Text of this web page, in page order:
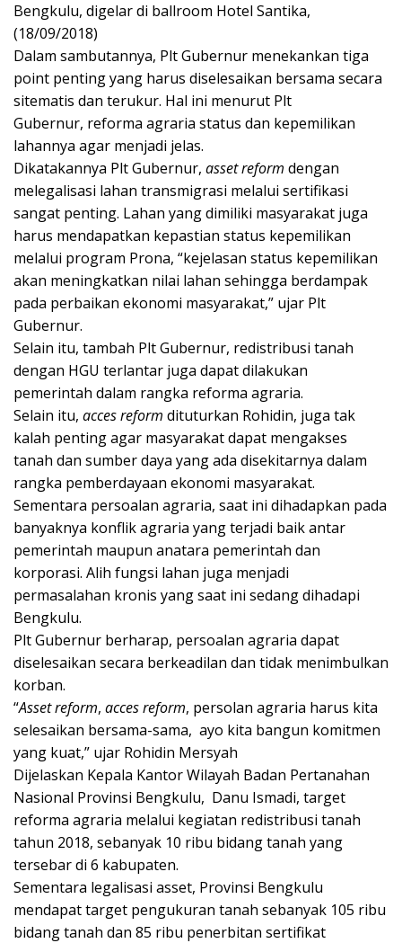
Bengkulu, digelar di ballroom Hotel Santika,
(18/09/2018)
Dalam sambutannya, Plt Gubernur menekankan tiga
point penting yang harus diselesaikan bersama secara
sitematis dan terukur. Hal ini menurut Plt
Gubernur, reforma agraria status dan kepemilikan
lahannya agar menjadi jelas.
Dikatakannya Plt Gubernur, asset reform dengan
melegalisasi lahan transmigrasi melalui sertifikasi
sangat penting. Lahan yang dimiliki masyarakat juga
harus mendapatkan kepastian status kepemilikan
melalui program Prona, “kejelasan status kepemilikan
akan meningkatkan nilai lahan sehingga berdampak
pada perbaikan ekonomi masyarakat,” ujar Plt
Gubernur.
Selain itu, tambah Plt Gubernur, redistribusi tanah
dengan HGU terlantar juga dapat dilakukan
pemerintah dalam rangka reforma agraria.
Selain itu, acces reform dituturkan Rohidin, juga tak
kalah penting agar masyarakat dapat mengakses
tanah dan sumber daya yang ada disekitarnya dalam
rangka pemberdayaan ekonomi masyarakat.
Sementara persoalan agraria, saat ini dihadapkan pada
banyaknya konflik agraria yang terjadi baik antar
pemerintah maupun anatara pemerintah dan
korporasi. Alih fungsi lahan juga menjadi
permasalahan kronis yang saat ini sedang dihadapi
Bengkulu.
Plt Gubernur berharap, persoalan agraria dapat
diselesaikan secara berkeadilan dan tidak menimbulkan
korban.
“Asset reform, acces reform, persolan agraria harus kita
selesaikan bersama-sama, ayo kita bangun komitmen
yang kuat,” ujar Rohidin Mersyah
Dijelaskan Kepala Kantor Wilayah Badan Pertanahan
Nasional Provinsi Bengkulu, Danu Ismadi, target
reforma agraria melalui kegiatan redistribusi tanah
tahun 2018, sebanyak 10 ribu bidang tanah yang
tersebar di 6 kabupaten.
Sementara legalisasi asset, Provinsi Bengkulu
mendapat target pengukuran tanah sebanyak 105 ribu
bidang tanah dan 85 ribu penerbitan sertifikat